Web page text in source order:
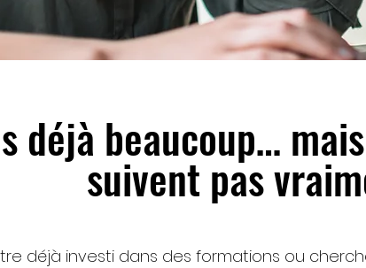
déjà beaucoup…
suivent pas
déjà investi dans des formations ou